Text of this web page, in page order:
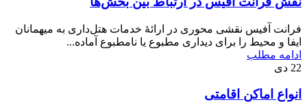
فرانت آفیس نقشی محوری در ارائۀ خدمات هتل‌داری به میهمانان
ایفا و محیط را برای دیداری مطبوع یا نامطبوع آماده...
ادامه مطلب
22 دی
انواع اماکن اقامتی